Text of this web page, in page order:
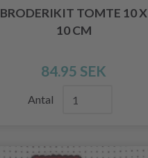
BRODERIKIT TOMTE 10 X
10 CM
84.95 SEK
Antal